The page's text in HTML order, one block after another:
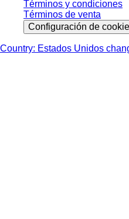
Términos y condiciones
Términos de venta
Configuración de
Country: Estados Unidos